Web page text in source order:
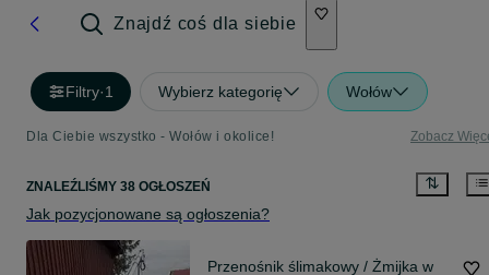
Znajdź coś dla siebie
Filtry·1 Wybierz kategorię Wołów
Dla Ciebie wszystko - Wołów i okolice! Zobacz
ZNALEŹLIŚMY 38 OGŁOSZEŃ
Jak pozycjonowane są ogłoszenia?
Przenośnik ślimakowy / Żmijka w